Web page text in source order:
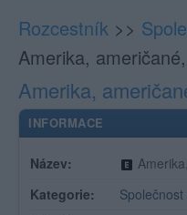
Rozcestník >>
Amerika,
Amerika,
INFORMACE
Název:
Kategorie: